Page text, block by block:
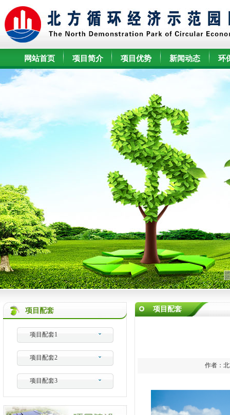
网站首页 项目简介 项目优势 新闻动态 环
项目配套
项目配套1
项目配套2
项目配套3
项目配套
作者：